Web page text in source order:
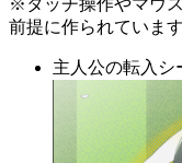
前提に作られています
主人公の転入シ